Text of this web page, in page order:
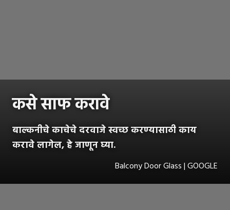
कसे साफ करावे
बाल्कनीचे काचेचे दरवाजे स्वच्छ करण्यासाठी काय
करावे लागेल, हे जाणून घ्या.
Balcony Door Glass | GOOGLE